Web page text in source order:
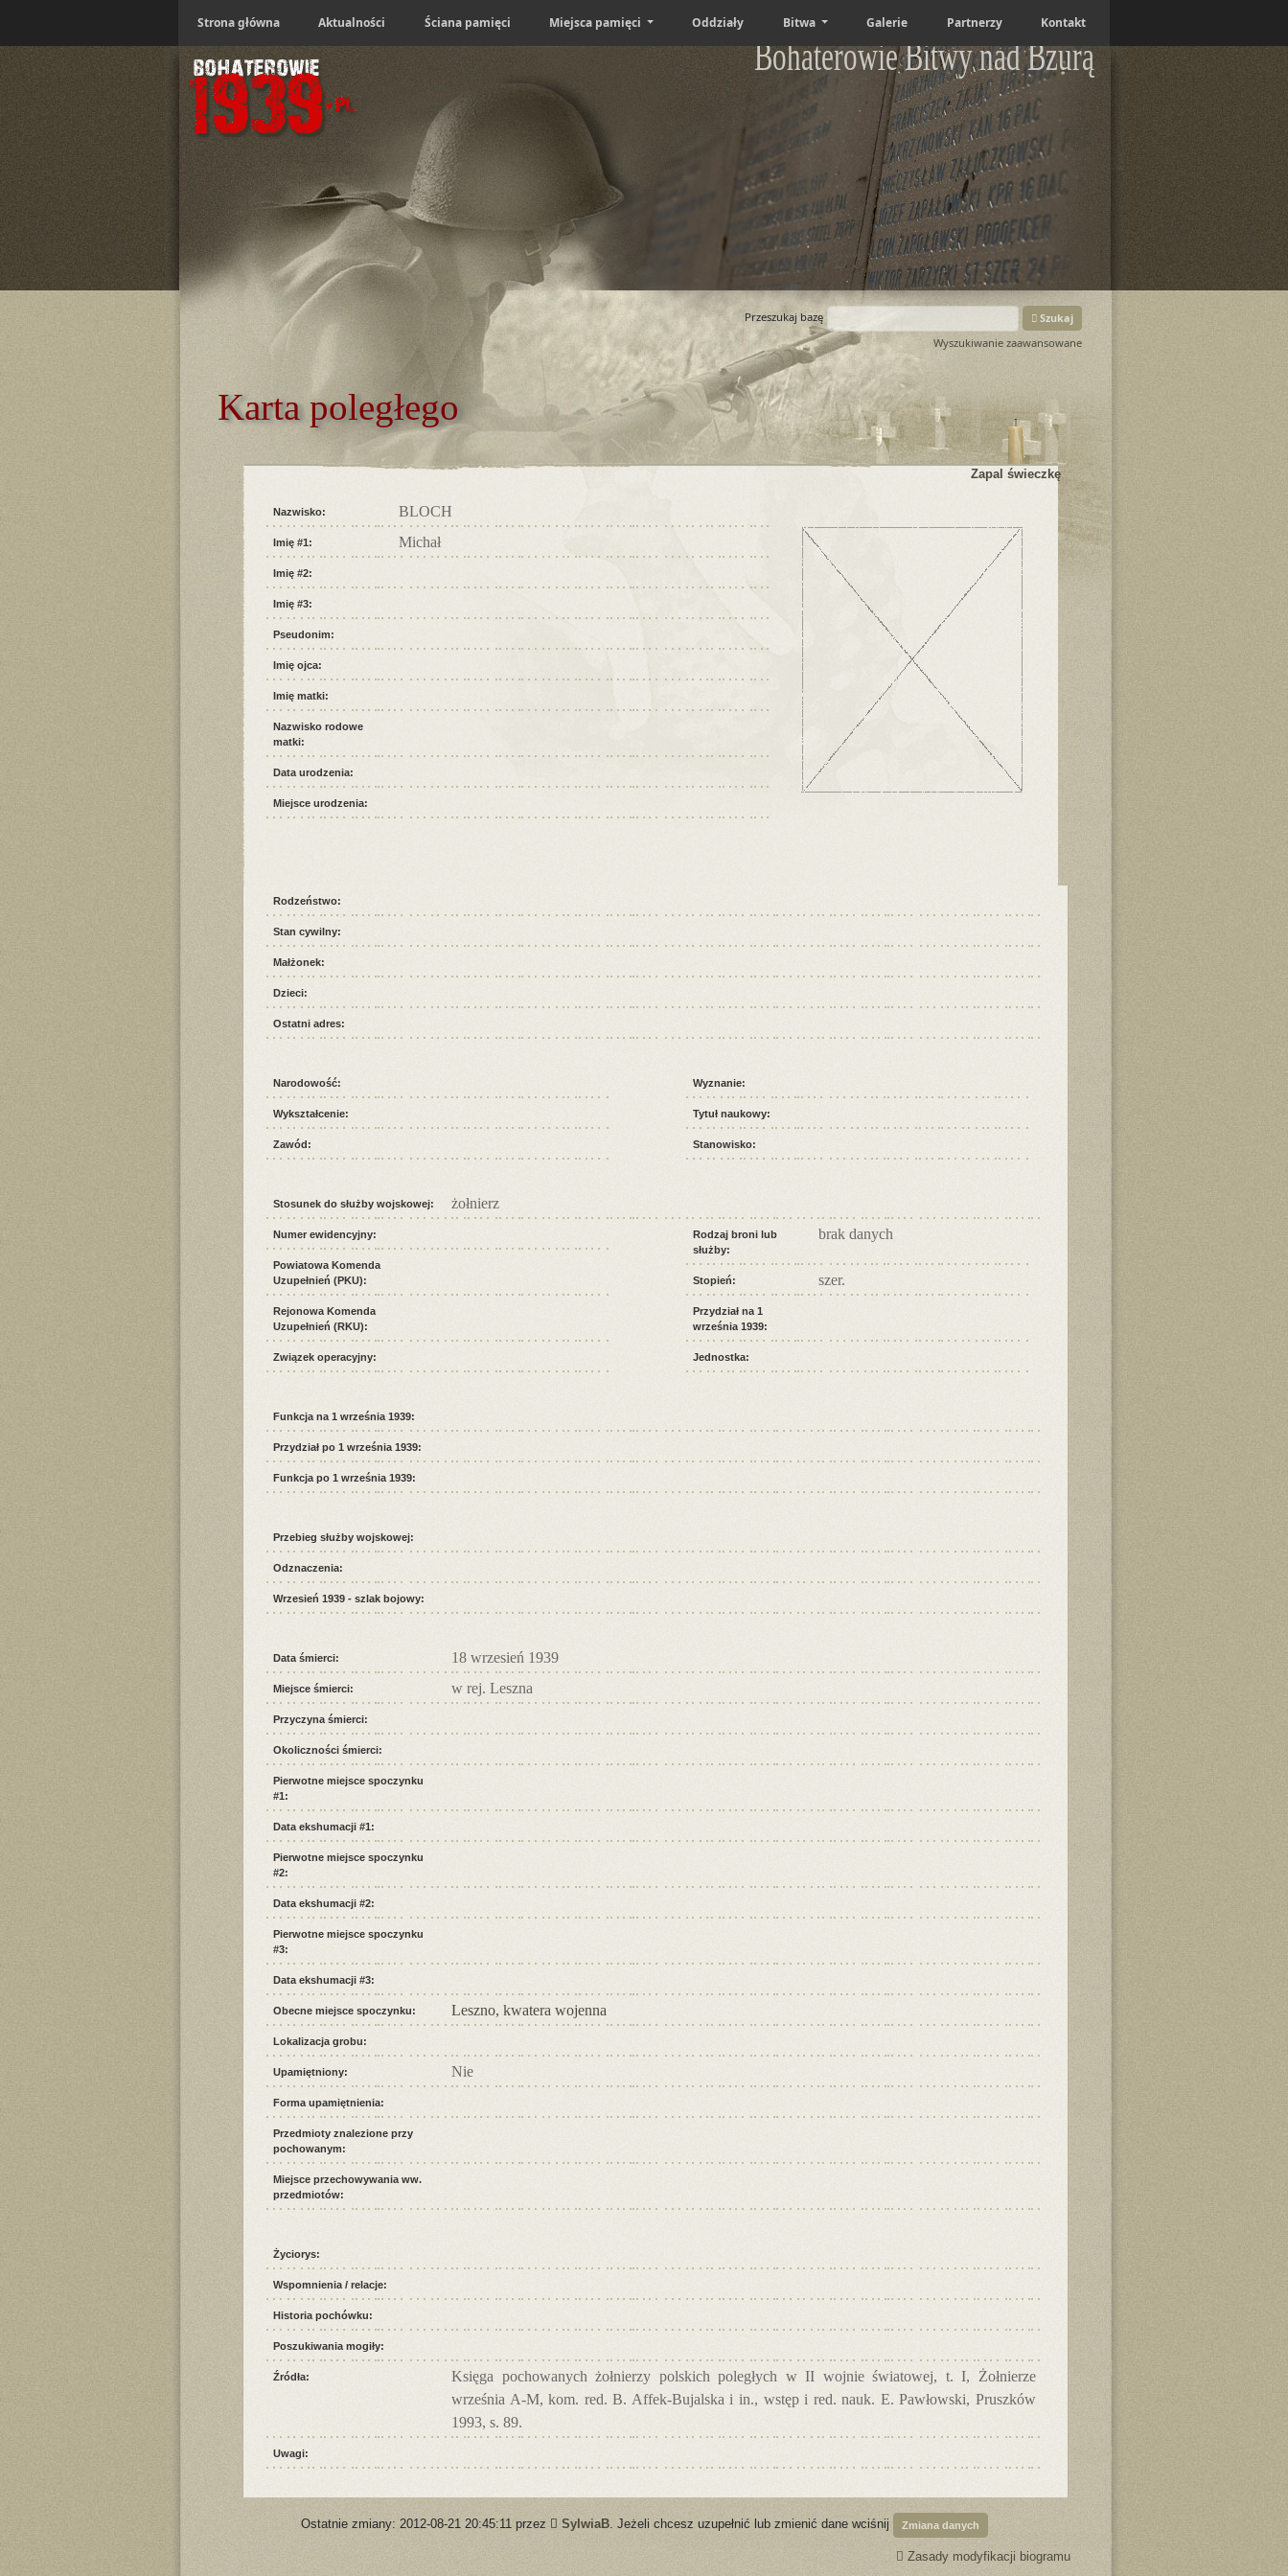
Strona główna Aktualności Ściana pamięci Miejsca pamięci Oddziały Bitwa Galerie Partnerzy Kontakt
Bohaterowie Bitwy nad Bzurą
Przeszukaj bazę
Szukaj
Wyszukiwanie zaawansowane
Karta poległego
Zapal świeczkę
Nazwisko: BLOCH
Imię #1: Michał
Imię #2:
Imię #3:
Pseudonim:
Imię ojca:
Imię matki:
Nazwisko rodowe
matki:
Data urodzenia:
Miejsce urodzenia:
Rodzeństwo:
Stan cywilny:
Małżonek:
Dzieci:
Ostatni adres:
Narodowość:
Wykształcenie:
Zawód:
Wyznanie:
Tytuł naukowy:
Stanowisko:
Stosunek do służby wojskowej: żołnierz
Numer ewidencyjny:
Powiatowa Komenda
Uzupełnień (PKU):
Rejonowa Komenda
Uzupełnień (RKU):
Związek operacyjny:
Rodzaj broni lub
służby:
brak danych
Stopień: szer.
Przydział na 1
września 1939:
Jednostka:
Funkcja na 1 września 1939:
Przydział po 1 września 1939:
Funkcja po 1 września 1939:
Przebieg służby wojskowej:
Odznaczenia:
Wrzesień 1939 - szlak bojowy:
Data śmierci: 18 wrzesień 1939
Miejsce śmierci: w rej. Leszna
Przyczyna śmierci:
Okoliczności śmierci:
Pierwotne miejsce spoczynku
#1:
Data ekshumacji #1:
Pierwotne miejsce spoczynku
#2:
Data ekshumacji #2:
Pierwotne miejsce spoczynku
#3:
Data ekshumacji #3:
Obecne miejsce spoczynku: Leszno, kwatera wojenna
Lokalizacja grobu:
Upamiętniony: Nie
Forma upamiętnienia:
Przedmioty znalezione przy
pochowanym:
Miejsce przechowywania ww.
przedmiotów:
Życiorys:
Wspomnienia / relacje:
Historia pochówku:
Poszukiwania mogiły:
Źródła:
Księga pochowanych żołnierzy polskich poległych w II wojnie światowej, t. I, Żołnierze
września A-M, kom. red. B. Affek-Bujalska i in., wstęp i red. nauk. E. Pawłowski, Pruszków
1993, s. 89.
Uwagi:
Ostatnie zmiany: 2012-08-21 20:45:11 przez SylwiaB. Jeżeli chcesz uzupełnić lub zmienić dane wciśnij Zmiana danych
Zasady modyfikacji biogramu